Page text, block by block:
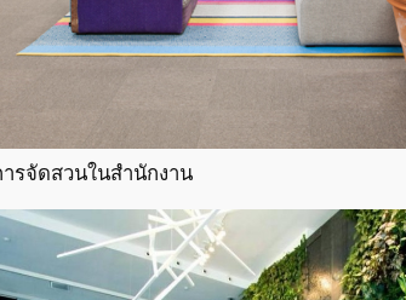
รจัดสวนในสํานักงาน